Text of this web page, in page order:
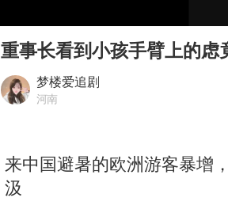
多个明星演唱会
Kimi K3也失控了
重事长看到小孩手臂上的
梦楼爱追剧
河南
来中国避暑的欧洲游客暴增
汲